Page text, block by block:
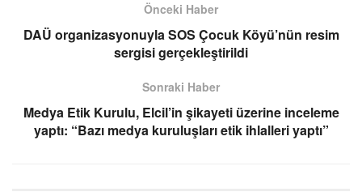
Önceki Haber
DAÜ organizasyonuyla SOS Çocuk Köyü’nün resim
sergisi gerçekleştirildi
Sonraki Haber
Medya Etik Kurulu, Elcil’in şikayeti üzerine inceleme
yaptı: “Bazı medya kuruluşları etik ihlalleri yaptı”